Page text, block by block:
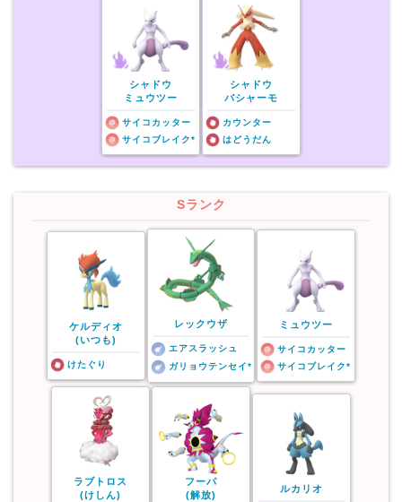
シャドウ
ミュウツー
サイコカッター
サイコブレイク*
シャドウ
バシャーモ
カウンター
はどうだん
Sランク
ケルディオ
(いつも)
けたぐり
レックウザ
エアスラッシュ
ガリョウテンセイ*
ミュウツー
サイコカッター
サイコブレイク*
ラブトロス
(けしん)
フーパ
(解放)
ルカリオ